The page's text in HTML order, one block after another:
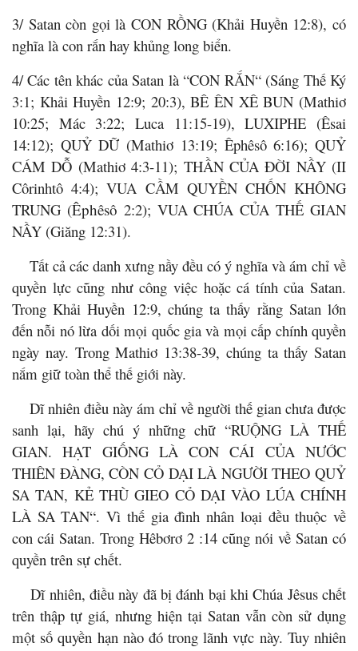
3/ Satan còn gọi là CON RỒNG (Khải Huyền 12:8), có
nghĩa là con rắn hay khủng long biển.
4/ Các tên khác của Satan là “CON RẮN“ (Sáng Thế Ký
3:1; Khải Huyền 12:9; 20:3), BÊ ÊN XÊ BUN (Mathiơ
10:25; Mác 3:22; Luca 11:15-19), LUXIPHE (Êsai
14:12); QUỶ DỮ (Mathiơ 13:19; Êphêsô 6:16); QUỶ
CÁM DỖ (Mathiơ 4:3-11); THẦN CỦA ĐỜI NẦY (II
Côrinhtô 4:4); VUA CẦM QUYỀN CHỐN KHÔNG
TRUNG (Êphêsô 2:2); VUA CHÚA CỦA THẾ GIAN
NẦY (Giăng 12:31).
Tất cả các danh xưng nầy đều có ý nghĩa và ám chỉ về
quyền lực cũng như công việc hoặc cá tính của Satan.
Trong Khải Huyền 12:9, chúng ta thấy rằng Satan lớn
đến nỗi nó lừa dối mọi quốc gia và mọi cấp chính quyền
ngày nay. Trong Mathiơ 13:38-39, chúng ta thấy Satan
nắm giữ toàn thể thế giới này.
Dĩ nhiên điều này ám chỉ về người thế gian chưa được
sanh lại, hãy chú ý những chữ “RUỘNG LÀ THẾ
GIAN. HẠT GIỐNG LÀ CON CÁI CỦA NƯỚC
THIÊN ĐÀNG, CÒN CỎ DẠI LÀ NGƯỜI THEO QUỶ
SA TAN, KẺ THÙ GIEO CỎ DẠI VÀO LÚA CHÍNH
LÀ SA TAN“. Vì thế gia đình nhân loại đều thuộc về
con cái Satan. Trong Hêbơrơ 2 :14 cũng nói về Satan có
quyền trên sự chết.
Dĩ nhiên, điều này đã bị đánh bại khi Chúa Jêsus chết
trên thập tự giá, nhưng hiện tại Satan vẫn còn sử dụng
một số quyền hạn nào đó trong lãnh vực này. Tuy nhiên